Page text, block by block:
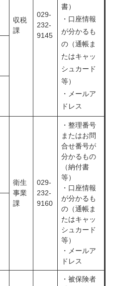
収税
課
029-
232-
9145
書）
・口座情報
が分かるも
の（通帳ま
たはキャッ
シュカード
等）
・メールア
ドレス
衛生
事業
課
029-
232-
9160
・整理番号
またはお問
合せ番号が
分かるもの
（納付書
等）
・口座情報
が分かるも
の（通帳ま
たはキャッ
シュカード
等）
・メールア
ドレス
・被保険者